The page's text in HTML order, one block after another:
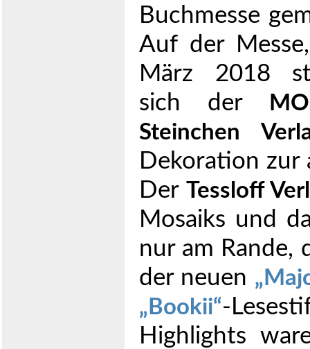
Buchmesse
Auf der
März 2018
sich der
Steinchen
Dekoration zur
Der Tessloff
Mosaiks und
nur am Rande,
der neuen
Bookii -
Highlights